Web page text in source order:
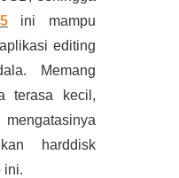
ini mampu
editing
Memang
terasa kecil,
harddisk
ini.